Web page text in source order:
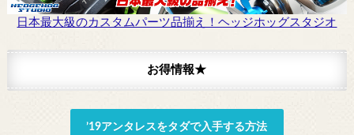
日本最大級のカスタムパーツ品揃え！ヘッジホッグスタジオ
お得情報★
’19アンタレスをタダで入手する方法